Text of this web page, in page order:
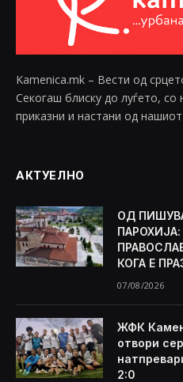
Kamenica.mk – Вести од
Секогаш блиску до луѓето,
приказни и настани од
АКТУЕЛНО
ОД
КОГА Е
07/08/2026
ЖФК
отвори
2:0